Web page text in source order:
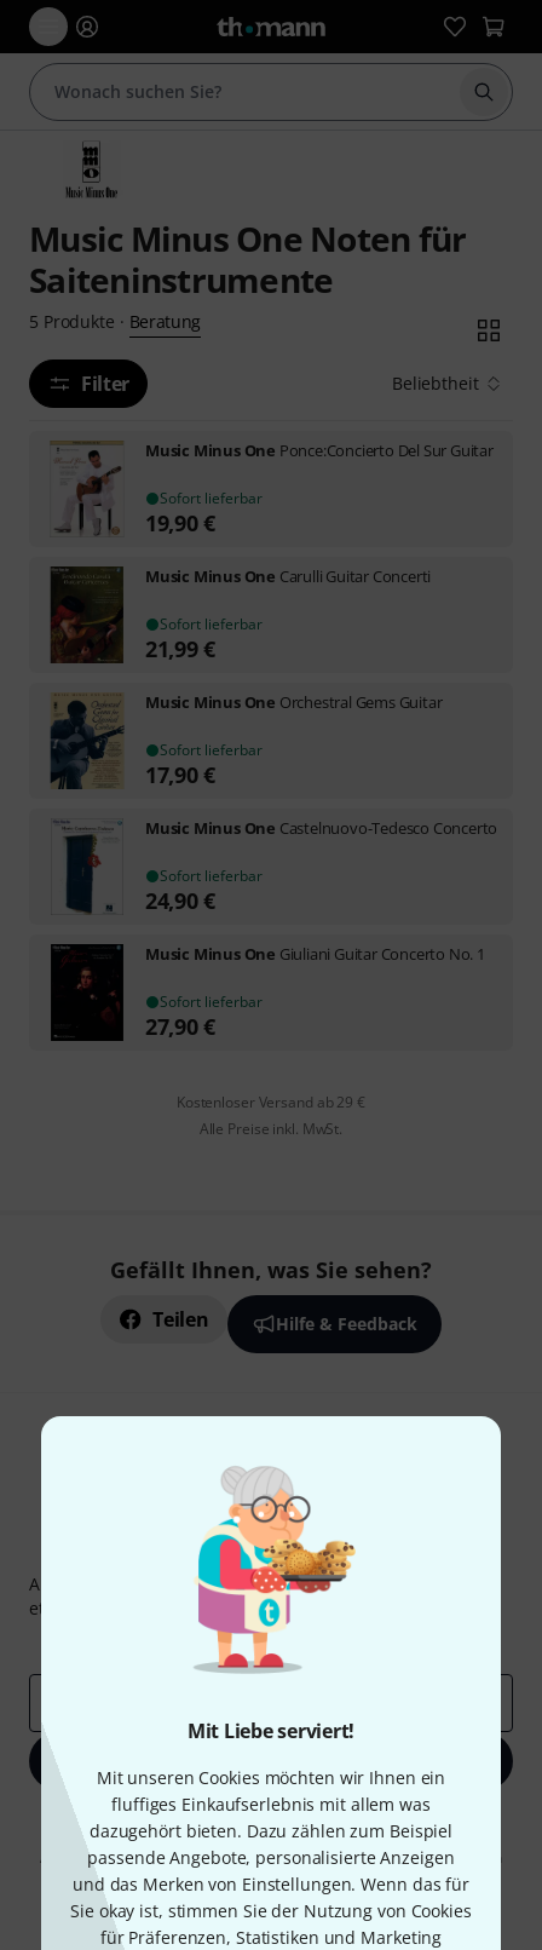
Mit Liebe serviert!
Mit unseren Cookies möchten wir Ihnen ein
fluffiges Einkaufserlebnis mit allem was
dazugehört bieten. Dazu zählen zum Beispiel
passende Angebote, personalisierte Anzeigen
und das Merken von Einstellungen. Wenn das für
Sie okay ist, stimmen Sie der Nutzung von Cookies
für Präferenzen, Statistiken und Marketing
Suche
Music Minus One Noten für
Saiteninstrumente
5 Produkte · Beratung
Filter Beliebtheit
Music Minus One Ponce:Concierto Del Sur Guitar
Sofort lieferbar
19,90€
Music Minus One Carulli Guitar Concerti
Sofort lieferbar
21,99€
Music Minus One Orchestral Gems Guitar
Sofort lieferbar
17,90€
Music Minus One Castelnuovo-Tedesco Concerto
Sofort lieferbar
24,90€
Music Minus One Giuliani Guitar Concerto No. 1
Sofort lieferbar
27,90€
Kostenloser Versand ab 29 €
Alle Preise inkl. MwSt.
Gefällt Ihnen, was Sie sehen?
Teilen Hilfe & Feedback
Thomann Newsletter
Abonniere den Thomann Newsletter und gewinne mit
etwas Glück einen von
50 Gutscheinen
Inspirierende Beiträge
Mit Klick auf „Jetzt anmelden“ stimmen Sie dem Erhalt von E-Mail-
Werbung und einer Messung des E-Mail-Nutzungsverhaltens zu. Die
Abmeldung ist jederzeit möglich. Weitere Informationen finden Sie in
unserenDatenschutzhinweisen.
* Pflichtfeld